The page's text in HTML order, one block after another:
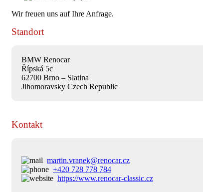
Wir freuen uns auf Ihre Anfrage.
Standort
BMW Renocar
Řípská 5c
62700 Brno – Slatina
Jihomoravsky Czech Republic
Kontakt
martin.vranek@renocar.cz
+420 728 778 784
https://www.renocar-classic.cz